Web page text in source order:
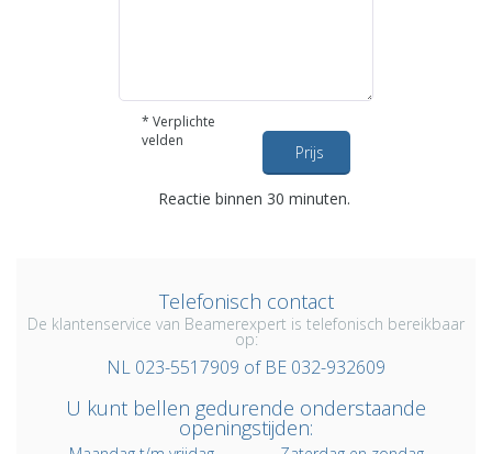
* Verplichte
velden
Prijs
opvragen
Reactie binnen 30 minuten.
Telefonisch contact
De klantenservice van Beamerexpert is telefonisch bereikbaar
op:
NL 023-5517909 of BE 032-932609
U kunt bellen gedurende onderstaande
openingstijden: